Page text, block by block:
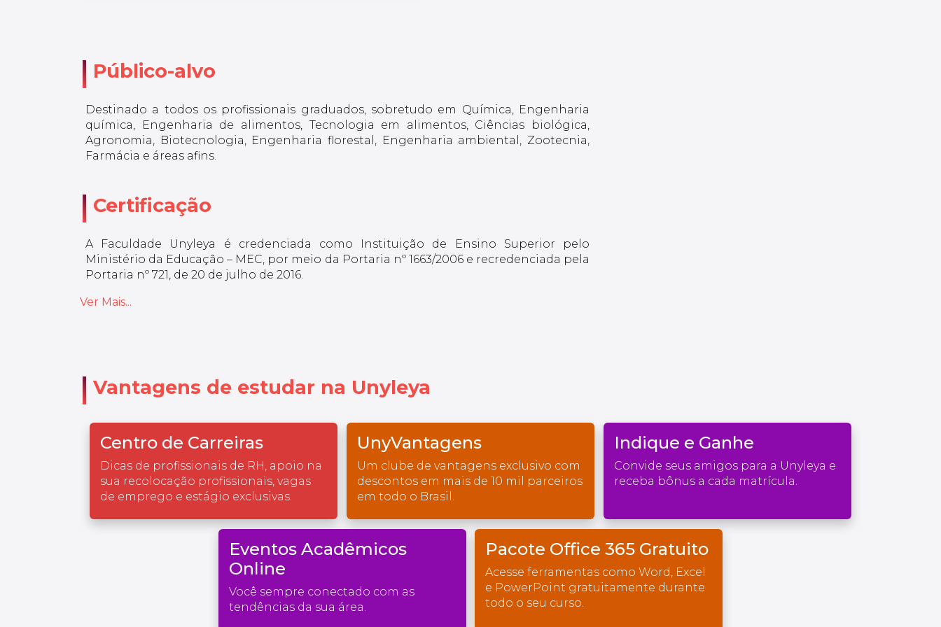
Público-alvo
Destinado a todos os profissionais graduados, sobretudo em Química, Engenharia
química, Engenharia de alimentos, Tecnologia em alimentos, Ciências biológica,
Agronomia, Biotecnologia, Engenharia florestal, Engenharia ambiental, Zootecnia,
Farmácia e áreas afins.
Certificação
A Faculdade Unyleya é credenciada como Instituição de Ensino Superior pelo
Ministério da Educação – MEC, por meio da Portaria nº 1663/2006 e recredenciada pela
Portaria nº 721, de 20 de julho de 2016.
Ver Mais...
Vantagens de estudar na Unyleya
Centro de Carreiras
Dicas de profissionais de RH, apoio na
sua recolocação profissionais, vagas
de emprego e estágio exclusivas.
UnyVantagens
Um clube de vantagens exclusivo com
descontos em mais de 10 mil parceiros
em todo o Brasil.
Indique e Ganhe
Convide seus amigos para a Unyleya e
receba bônus a cada matrícula.
Eventos Acadêmicos
Online
Você sempre conectado com as
tendências da sua área.
Pacote Office 365 Gratuito
Acesse ferramentas como Word, Excel
e PowerPoint gratuitamente durante
todo o seu curso.